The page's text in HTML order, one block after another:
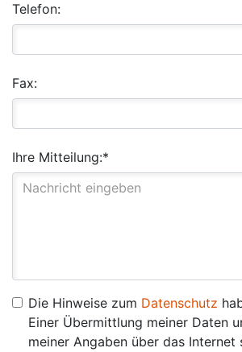
Telefon:
Fax:
Ihre Mitteilung:*
Die Hinweise zum Datenschutz
Einer Übermittlung meiner Daten
meiner Angaben über das Internet